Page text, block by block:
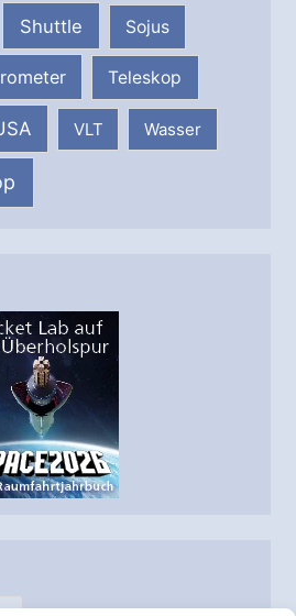
Shuttle Sojus
Teleskop
VLT Wasser